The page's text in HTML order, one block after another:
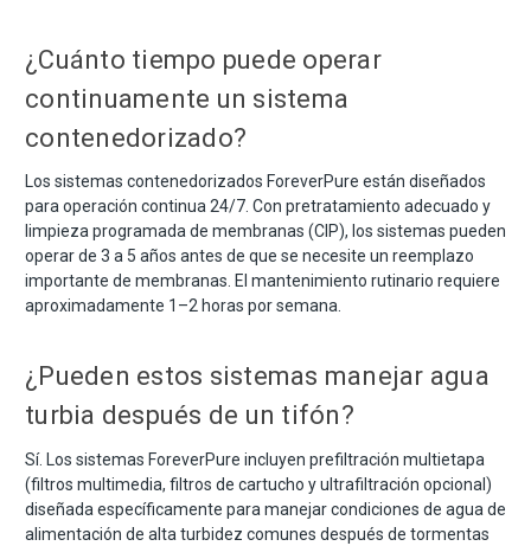
¿Cuánto tiempo puede operar
continuamente un sistema
contenedorizado?
Los sistemas contenedorizados ForeverPure están diseñados
para operación continua 24/7. Con pretratamiento adecuado y
limpieza programada de membranas (CIP), los sistemas pueden
operar de 3 a 5 años antes de que se necesite un reemplazo
importante de membranas. El mantenimiento rutinario requiere
aproximadamente 1–2 horas por semana.
¿Pueden estos sistemas manejar agua
turbia después de un tifón?
Sí. Los sistemas ForeverPure incluyen prefiltración multietapa
(filtros multimedia, filtros de cartucho y ultrafiltración opcional)
diseñada específicamente para manejar condiciones de agua de
alimentación de alta turbidez comunes después de tormentas